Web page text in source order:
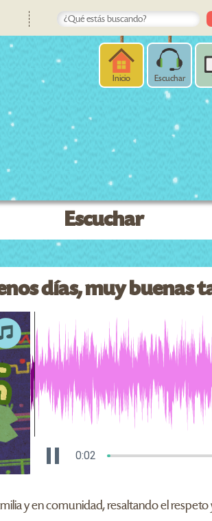
Inicio Escuchar
Escuchar
días, muy buenas
0:02
y en comunidad, resaltando el